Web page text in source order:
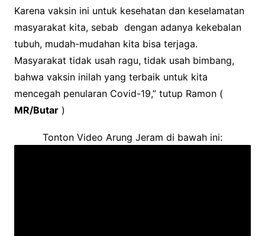
Karena vaksin ini untuk kesehatan dan keselamatan
masyarakat kita, sebab dengan adanya kekebalan
tubuh, mudah-mudahan kita bisa terjaga.
Masyarakat tidak usah ragu, tidak usah bimbang,
bahwa vaksin inilah yang terbaik untuk kita
mencegah penularan Covid-19,” tutup Ramon (
MR/Butar)
Tonton Video Arung Jeram di bawah ini: